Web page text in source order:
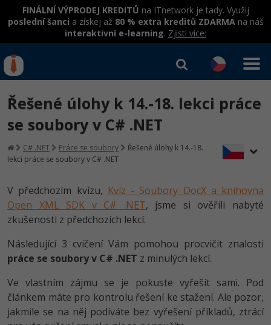
FINÁLNÍ VÝPRODEJ KREDITŮ na ITnetwork je tady. Využij
poslední šanci a získej až 80 % extra kreditů ZDARMAna náš
interaktivní e-learning. Zjisti více:
IT kurzy
Rekvalifikace a kurzy
hrazené úřadem práce
Workshopy zdarma
Datová analýza v praxi
Školení
Základy programování
Umělá inteligence
HTML5, CSS3, Bootstrap, SEO
SQL a databáze
Školení dle technologií
C# .NET
PHP
Kurzy IT profesí
Junior programátor
Programátor WWW aplikací
Senior programátor
Front-end developer
Vývojář mobilních aplikací
Specialista na AI a bigdata
Jak začít?
Java -80%
C#.NET -80%
Python -80%
JavaScript -80%
Přihlásit se| Registrovat
Řešené úlohy k 14.-18. lekci práce
se soubory v C# .NET
C# .NET Práce se soubory
Řešené úlohy k 14.-18.
lekci práce se soubory v C# .NET
V předchozím kvízu, Kvíz - Soubory DocX a knihovna
Open XML SDK v C# .NET, jsme si ověřili nabyté
zkušenosti z předchozích lekcí.
Následující 3 cvičení Vám pomohou procvičit znalosti
práce se soubory v C# .NET z minulých lekcí.
Ve vlastním zájmu se je pokuste vyřešit sami. Pod
článkem máte pro kontrolu řešení ke stažení. Ale pozor,
jakmile se na něj podíváte bez vyřešení příkladů, ztrácí